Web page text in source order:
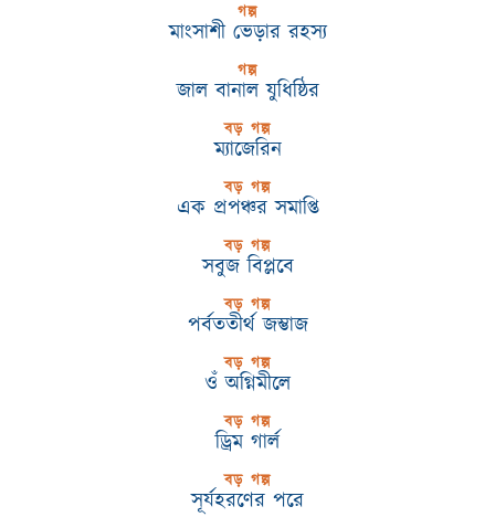
গল্প
মাংসাশী ভেড়ার রহস্য
গল্প
জাল বানাল যুধিষ্ঠির
বড় গল্প
ম্যাজেরিন
বড় গল্প
এক প্রপঞ্চর সমাপ্তি
বড় গল্প
সবুজ বিপ্লবে
বড় গল্প
পর্বততীর্থ জম্ভাজ
বড় গল্প
ওঁ অগ্নিমীলে
বড় গল্প
ড্রিম গার্ল
বড় গল্প
সূর্যহরণের পরে